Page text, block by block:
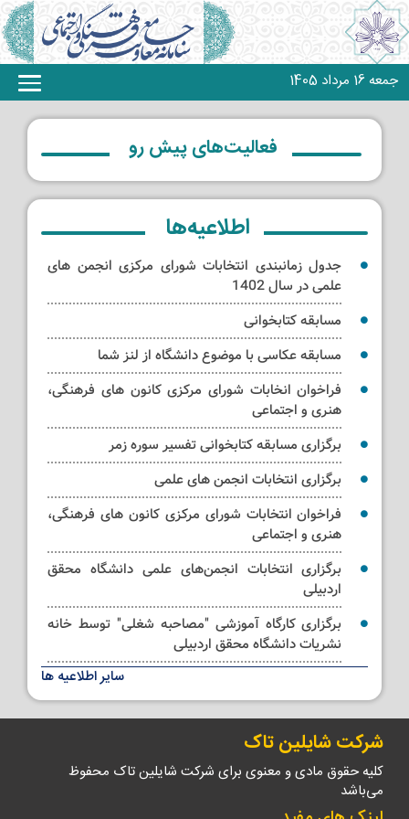
جمعه 16 مرداد 1405
فعالیت‌های پیش رو
اطلاعیه‌ها
جدول زمانبندی انتخابات شورای مرکزی انجمن های
علمی در سال 1402
مسابقه کتابخوانی
مسابقه عکاسی با موضوع دانشگاه از لنز شما
فراخوان انخابات شورای مرکزی کانون های فرهنگی،
هنری و اجتماعی
برگزاری مسابقه کتابخوانی تفسیر سوره زمر
برگزاری انتخابات انجمن های علمی
فراخوان انتخابات شورای مرکزی کانون های فرهنگی،
هنری و اجتماعی
برگزاری انتخابات انجمن‌های علمی دانشگاه محقق
اردبیلی
برگزاری کارگاه آموزشی "مصاحبه شغلی" توسط خانه
نشریات دانشگاه محقق اردبیلی
کلاس مجازی آموزشی ترتیل خوانی قرآن کریم ویژه
استادان و کارکنان
سایر اطلاعیه ها
شرکت شایلین تاک
کلیه حقوق مادی و معنوی برای شرکت شایلین تاک محفوظ
می‌باشد